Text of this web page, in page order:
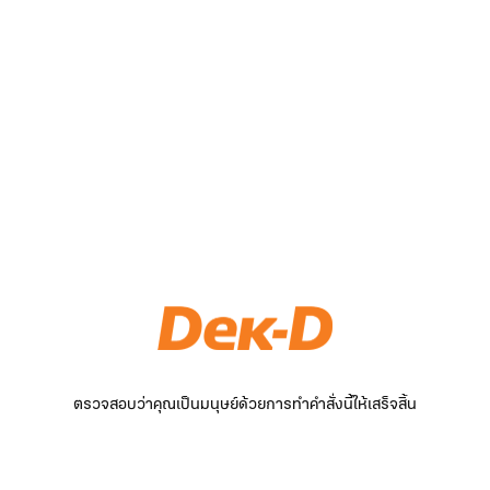
ตรวจสอบว่าคุณเป็นมนุษย์ด้วยการทำคำสั่งนี้ให้เสร็จสิ้น